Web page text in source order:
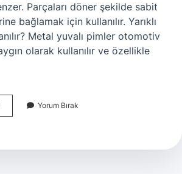
Parçaları döner şekilde sabit
bağlamak için kullanılır. Yarıklı
Metal yuvalı pimler otomotiv
olarak kullanılır ve özellikle
Çeşitleri
Yorum Bırak